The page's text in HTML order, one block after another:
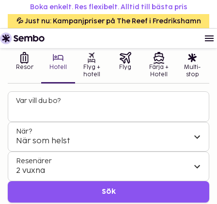
Boka enkelt. Res flexibelt. Alltid till bästa pris
💦 Just nu: Kampanjpriser på The Reef i Fredrikshamn
Resor Hotell
Flyg +
hotell
Flyg
Färja +
Hotell
Multi-
stop
Var vill du bo?
När?
När som helst
Resenärer
2 vuxna
Sök